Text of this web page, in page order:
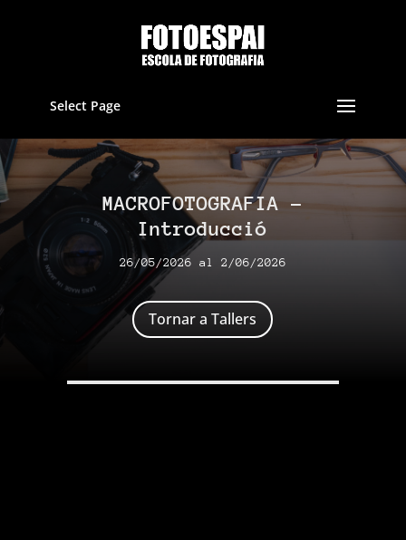
Select Page
MACROFOTOGRAFIA –
Introducció
26/05/2026 al 2/06/2026
Tornar a Tallers